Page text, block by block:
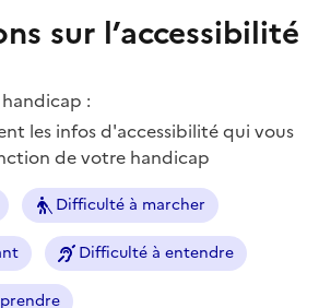
sur l’accessibilité
:
les infos d'accessibilité qui vous
de votre handicap
Difficulté à marcher
Difficulté à entendre